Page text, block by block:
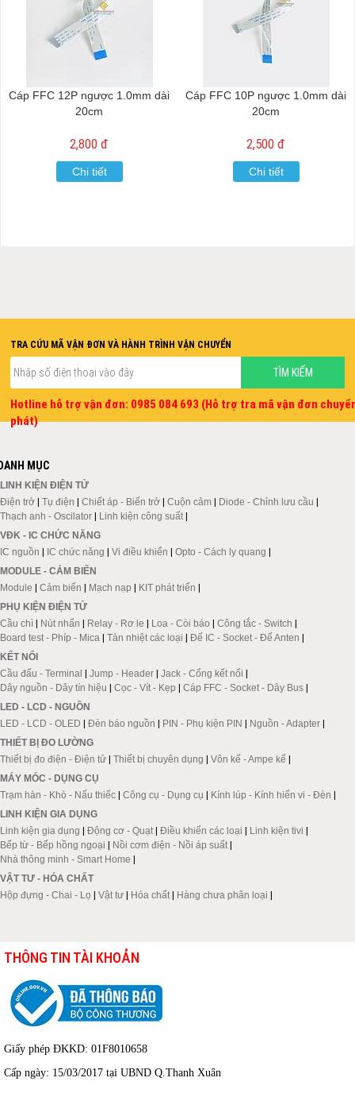
Cáp FFC 12P ngược 1.0mm dài
20cm
2,800 đ
Chi tiết
Cáp FFC 10P ngược 1.0mm dài
20cm
2,500 đ
Chi tiết
TRA CỨU MÃ VẬN ĐƠN VÀ HÀNH TRÌNH VẬN CHUYỂN
Hotline hỗ trợ vận đơn: 0985 084 693 (Hỗ trợ tra mã vận đơn
phát)
MỤC
LINH KIỆN ĐIỆN TỬ
Điện trở | Tụ điện | Chiết áp - Biến trở | Cuộn cảm | Diode - Chỉnh lưu cầu |
Thạch anh - Oscilator | Linh kiện công suất |
VĐK - IC CHỨC NĂNG
IC nguồn | IC chức năng | Vi điều khiển | Opto - Cách ly quang |
MODULE - CẢM BIẾN
Module | Cảm biến | Mạch nạp | KIT phát triển |
PHỤ KIỆN ĐIỆN TỬ
Cầu chì | Nút nhấn | Relay - Rơ le | Loa - Còi báo | Công tắc - Switch |
Board test - Phíp - Mica | Tản nhiệt các loại | Đế IC - Socket - Đế Anten |
KẾT NỐI
Cầu đấu - Terminal | Jump - Header | Jack - Cổng kết nối |
Dây nguồn - Dây tín hiệu | Cọc - Vít - Kẹp | Cáp FFC - Socket - Dây Bus |
LED - LCD - NGUỒN
LED - LCD - OLED | Đèn báo nguồn | PIN - Phụ kiện PIN | Nguồn - Adapter |
THIẾT BỊ ĐO LƯỜNG
Thiết bị đo điện - Điện tử | Thiết bị chuyên dụng | Vôn kế - Ampe kế |
MÁY MÓC - DỤNG CỤ
Trạm hàn - Khò - Nấu thiếc | Công cụ - Dụng cụ | Kính lúp - Kính hiển vi - Đèn |
LINH KIỆN GIA DỤNG
Linh kiện gia dụng | Động cơ - Quạt | Điều khiển các loại | Linh kiện tivi |
Bếp từ - Bếp hồng ngoại | Nồi cơm điện - Nồi áp suất |
Nhà thông minh - Smart Home |
VẬT TƯ - HÓA CHẤT
Hộp đựng - Chai - Lọ | Vật tư | Hóa chất | Hàng chưa phân loại |
THÔNG TIN TÀI KHOẢN
Giấy phép ĐKKD: 01F8010658
Cấp ngày: 15/03/2017 tại UBND Q.Thanh Xuân